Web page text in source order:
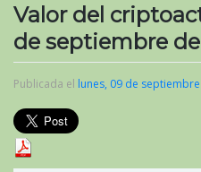
Valor del
de septiembre
Publicada el lunes, 09 de